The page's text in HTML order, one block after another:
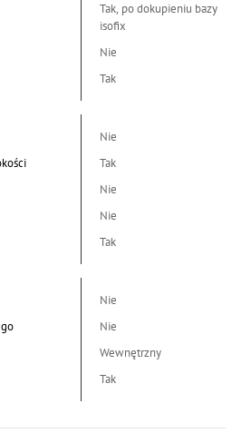
Tak, po dokupieniu bazy
isofix
Nie
Tak
Nie
Tak
Nie
Nie
Tak
Nie
Nie
Wewnętrzny
Tak